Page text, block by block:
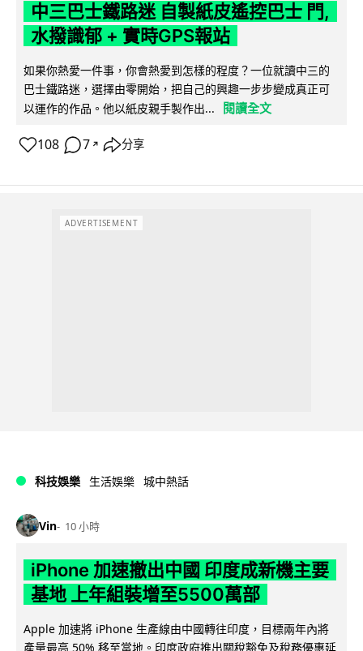
中三巴士鐵路迷 自製紙皮遙控巴士 門,
水撥識郁 + 實時GPS報站
如果你熱愛一件事，你會熱愛到怎樣的程度？一位就讀中三的
巴士鐵路迷，選擇由零開始，把自己的興趣一步步變成真正可
以運作的作品。他以紙皮親手製作出...
閱讀全文
108 7 ↗ 分享
ADVERTISEMENT
科技娛樂 生活娛樂 城中熱話
Vin 10 小時
iPhone 加速撤出中國 印度成新機主要
基地 上年組裝增至5500萬部
Apple 加速將 iPhone 生產線由中國轉往印度，目標兩年內將
產量最高 50% 移至當地。印度政府推出關稅豁免及稅務優惠延